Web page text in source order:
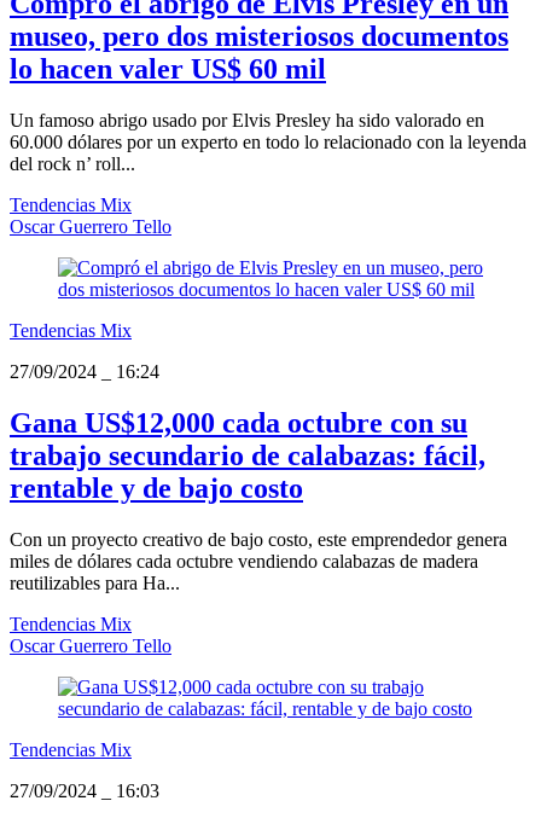
museo, pero dos misteriosos documentos
lo hacen valer US$ 60 mil
Un famoso abrigo usado por Elvis Presley ha sido valorado en
60.000 dólares por un experto en todo lo relacionado con la leyenda
del rock n’ roll...
Tendencias Mix
Oscar Guerrero Tello
Tendencias Mix
27/09/2024
16:24
Gana US$12,000 cada octubre con su
trabajo secundario de calabazas: fácil,
rentable y de bajo costo
Con un proyecto creativo de bajo costo, este emprendedor genera
miles de dólares cada octubre vendiendo calabazas de madera
reutilizables para Ha...
Tendencias Mix
Oscar Guerrero Tello
Tendencias Mix
27/09/2024
16:03